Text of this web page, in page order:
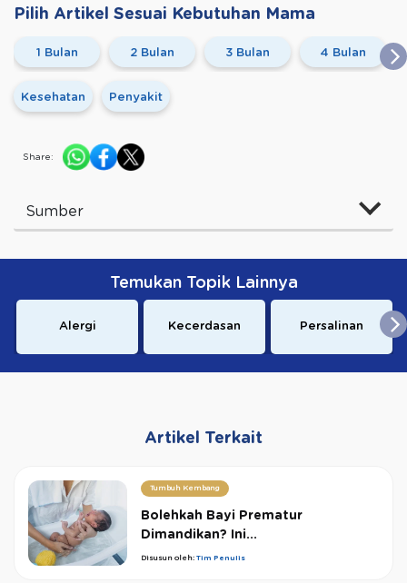
Pilih Artikel Sesuai Kebutuhan Mama
1 Bulan 2 Bulan 3 Bulan 4 Bulan
Kesehatan Penyakit
Share:
Sumber
Temukan Topik Lainnya
Alergi Kecerdasan Persalinan
Artikel Terkait
Tumbuh Kembang
Bolehkah Bayi Prematur
Dimandikan? Ini...
Disusun oleh: Tim Penulis